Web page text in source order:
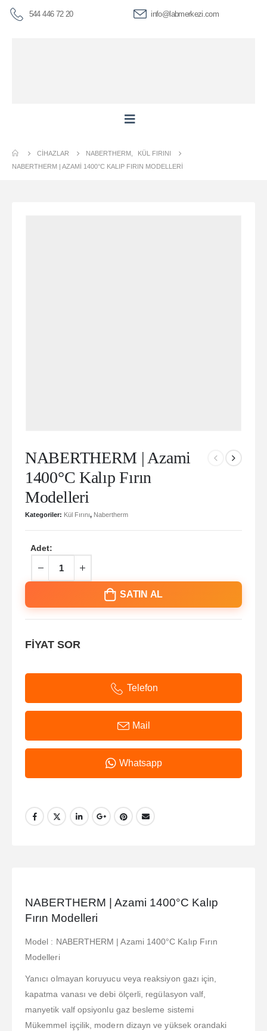
544 446 72 20 info@labmerkezi.com
CIHAZLAR NABERTHERM
KÜL FIRINI
NABERTHERM | AZAMI 1400°C KALIP FIRIN MODELLERI
NABERTHERM | Azami
1400°C Kalıp Fırın
Modelleri
Kategoriler: Kül Fırını, Nabertherm
Adet:
SATIN AL
FİYAT SOR
Telefon
Mail
Whatsapp
NABERTHERM | Azami 1400°C Kalıp
Fırın Modelleri
Model : NABERTHERM | Azami 1400°C Kalıp Fırın
Modelleri
Yanıcı olmayan koruyucu veya reaksiyon gazı için,
kapatma vanası ve debi ölçerli, regülasyon valf,
manyetik valf opsiyonlu gaz besleme sistemi
Mükemmel işçilik, modern dizayn ve yüksek orandaki